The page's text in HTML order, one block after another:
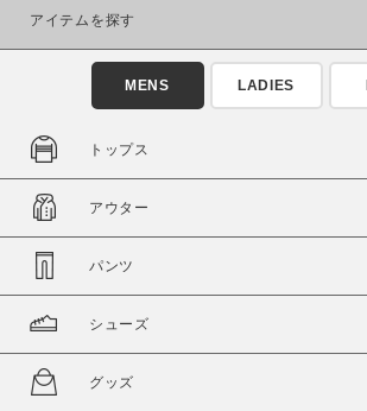
アイテムを探す
MENS LADIES
トップス
アウター
パンツ
シューズ
グッズ